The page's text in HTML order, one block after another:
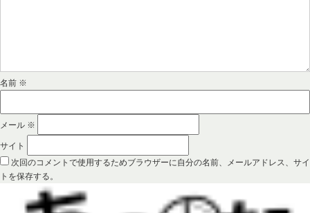
名前 ※
メール ※
サイト
次回のコメントで使用するためブラウザーに自分の名前、メールアドレス、サイ
トを保存する。